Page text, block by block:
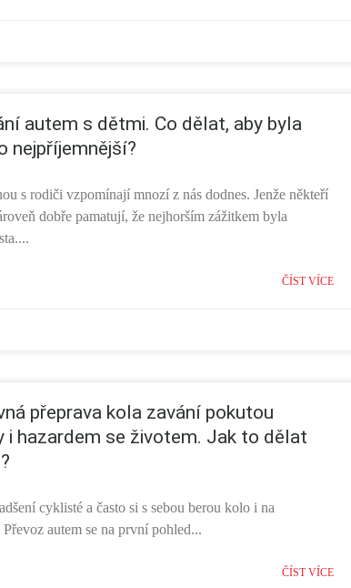
autem s dětmi. Co dělat, aby byla
nejpříjemnější?
s rodiči vzpomínají mnozí z nás dodnes. Jenže někteří
dobře pamatují, že nejhorším zážitkem byla
ČÍST VÍCE
přeprava kola zavání pokutou
i hazardem se životem. Jak to dělat
cyklisté a často si s sebou berou kolo i na
autem se na první pohled...
ČÍST VÍCE